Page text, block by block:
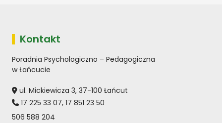
Kontakt
Poradnia Psychologiczno – Pedagogiczna
w Łańcucie
ul. Mickiewicza 3, 37-100 Łańcut
17 225 33 07, 17 851 23 50
506 588 204